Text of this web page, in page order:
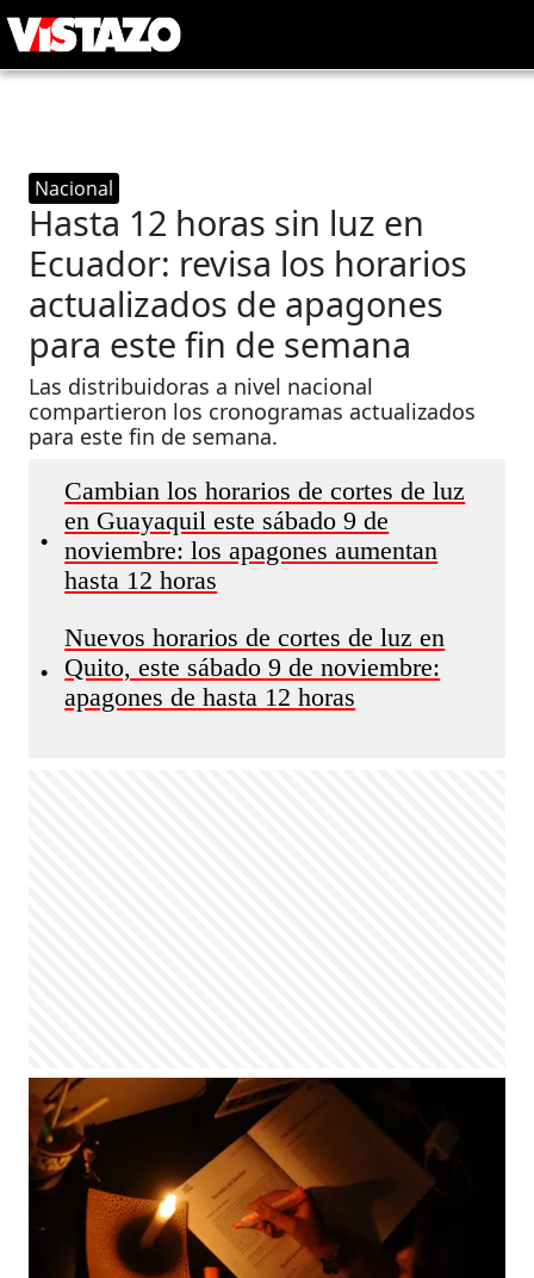
Nacional
Hasta 12 horas sin luz en
Ecuador: revisa los horarios
actualizados de apagones
para este fin de semana
Las distribuidoras a nivel nacional
compartieron los cronogramas actualizados
para este fin de semana.
•
Cambian los horarios de cortes de luz
en Guayaquil este sábado 9 de
noviembre: los apagones aumentan
hasta 12 horas
•
Nuevos horarios de cortes de luz en
Quito, este sábado 9 de noviembre:
apagones de hasta 12 horas